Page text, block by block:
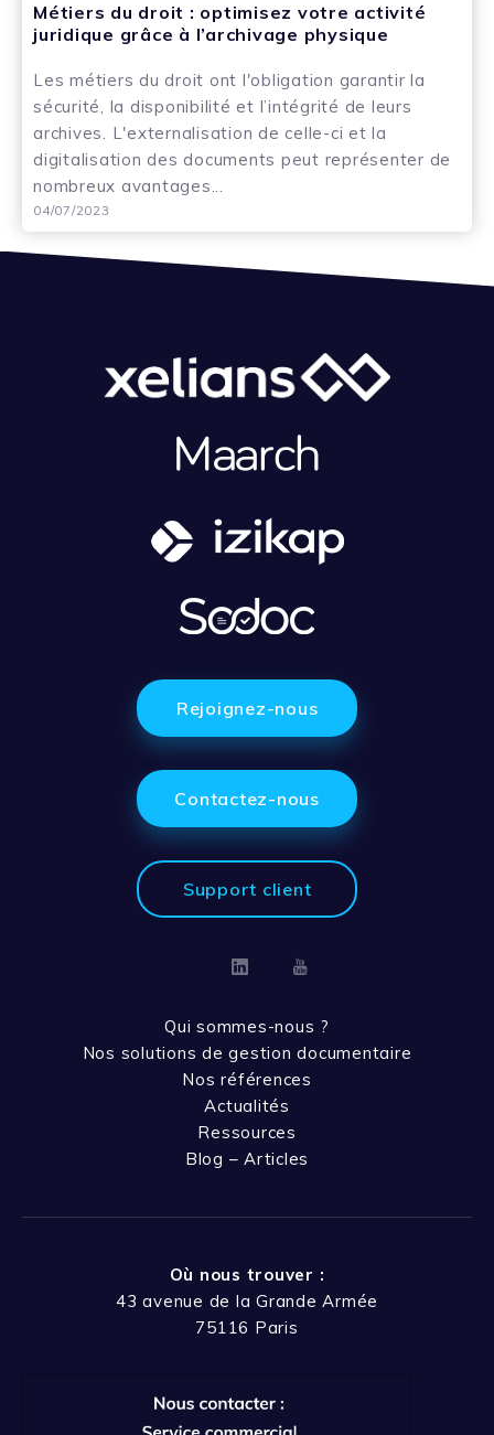
Métiers du droit : optimisez votre activité
juridique grâce à l’archivage physique
Les métiers du droit ont l'obligation garantir la
sécurité, la disponibilité et l’intégrité de leurs
archives. L'externalisation de celle-ci et la
digitalisation des documents peut représenter de
nombreux avantages...
04/07/2023
Rejoignez-nous
Contactez-nous
Support client
LinkedinYoutube
Qui sommes-nous ?
Nos solutions de gestion documentaire
Nos références
Actualités
Ressources
Blog – Articles
Où nous trouver :
43 avenue de la Grande Armée
75116 Paris